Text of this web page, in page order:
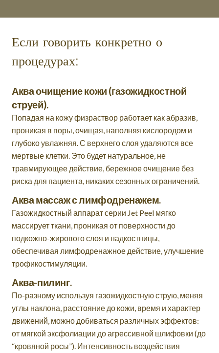
Если говорить конкретно о
процедурах:
Аква очищение кожи (газожидкостной
струей).
Попадая на кожу физраствор работает как абразив,
проникая в поры, очищая, наполняя кислородом и
глубоко увлажняя. С верхнего слоя удаляются все
мертвые клетки. Это будет натуральное, не
травмирующее действие, бережное очищение без
риска для пациента, никаких сезонных ограничений.
Аква массаж с лимфодренажем.
Газожидкостный аппарат серии Jet Peel мягко
массирует ткани, проникая от поверхности до
подкожно-жирового слоя и надкостницы,
обеспечивая лимфодренажное действие, улучшение
трофикостимуляции.
Аква-пилинг.
По-разному используя газожидкостную струю, меняя
углы наклона, расстояние до кожи, время и характер
движений, можно добиваться различных эффектов:
от мягкой эксфолиации до агрессивной шлифовки (до
“кровяной росы”). Интенсивность воздействия